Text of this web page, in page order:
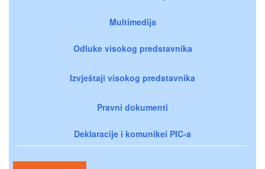
Multimedija
Odluke visokog predstavnika
Izvještaji visokog predstavnika
Pravni dokumenti
Deklaracije i komunikei PIC-a